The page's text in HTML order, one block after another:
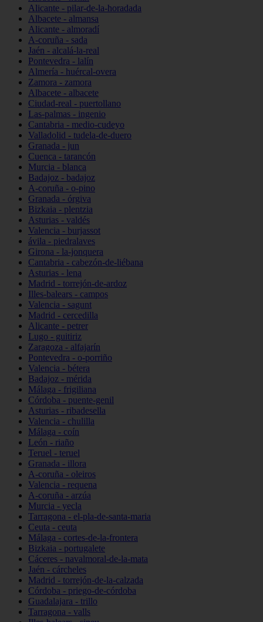
Alicante - pilar-de-la-horadada
Albacete - almansa
Alicante - almoradí
A-coruña - sada
Jaén - alcalá-la-real
Pontevedra - lalín
Almería - huércal-overa
Zamora - zamora
Albacete - albacete
Ciudad-real - puertollano
Las-palmas - ingenio
Cantabria - medio-cudeyo
Valladolid - tudela-de-duero
Granada - jun
Cuenca - tarancón
Murcia - blanca
Badajoz - badajoz
A-coruña - o-pino
Granada - órgiva
Bizkaia - plentzia
Asturias - valdés
Valencia - burjassot
ávila - piedralaves
Girona - la-jonquera
Cantabria - cabezón-de-liébana
Asturias - lena
Madrid - torrejón-de-ardoz
Illes-balears - campos
Valencia - sagunt
Madrid - cercedilla
Alicante - petrer
Lugo - guitiriz
Zaragoza - alfajarín
Pontevedra - o-porriño
Valencia - bétera
Badajoz - mérida
Málaga - frigiliana
Córdoba - puente-genil
Asturias - ribadesella
Valencia - chulilla
Málaga - coín
León - riaño
Teruel - teruel
Granada - illora
A-coruña - oleiros
Valencia - requena
A-coruña - arzúa
Murcia - yecla
Tarragona - el-pla-de-santa-maria
Ceuta - ceuta
Málaga - cortes-de-la-frontera
Bizkaia - portugalete
Cáceres - navalmoral-de-la-mata
Jaén - cárcheles
Madrid - torrejón-de-la-calzada
Córdoba - priego-de-córdoba
Guadalajara - trillo
Tarragona - valls